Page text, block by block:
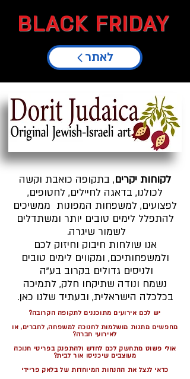
BLACK FRIDAY
לאתר
לקוחות יקרים, בתקופה כואבת וקשה
לכולנו, בדאגה לחיילים, לחטופים,
לפצועים, למשפחות המפונות ממשיכים
להתפלל לימים טובים יותר ומשתדלים
לשמור שיגרה.
אנו שולחות חיבוק וחיזוק לכם
ולמשפחותיכם, ומקווים לימים טובים
ולניסים גדולים בקרוב בע"ה
נשמח ונודה שתיקחו חלק, לתמיכה
בכלכלה הישראלית, ובעתיד שלנו כאן.
יש לכם אירועים מתוכננים לתקופה הקרובה?
מחפשים מתנות מושלמות לחנוכה למשפחה, לחברים, או
לאירועי חברה?
אולי פשוט מתחשק לכם לחדש ולהתפנק בפריטי חנוכה
מעוצבים שיכניסו אור לבית?
כדאי לנצל את ההנחות המיוחדות של בלאק פריידי